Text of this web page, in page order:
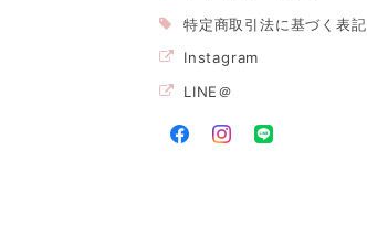
特定商取引法に基づく表記
Instagram
LINE＠